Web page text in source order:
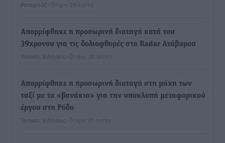
Ρεπορτάζ πριν 29 λεπτά
Απορρίφθηκε η προσωρινή διαταγή κατά του
39χρονου για τις δολιοφθορές στο Radar Ατάβυρου
Τοπικές Ειδήσεις πριν 30 λεπτά
Απορρίφθηκε η προσωρινή διαταγή στη μάχη των
ταξί με τα «βανάκια» για την υποκλοπή μεταφορικού
έργου στη Ρόδο
Τοπικές Ειδήσεις πριν 31 λεπτά